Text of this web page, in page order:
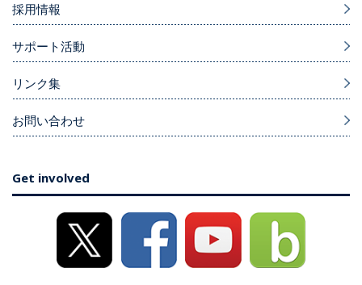
採用情報
サポート活動
リンク集
お問い合わせ
Get involved